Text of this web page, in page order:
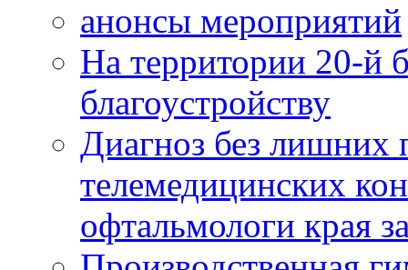
анонсы мероприятий
На территории 20-й
благоустройству
Диагноз без лишних
телемедицинских
офтальмологи края